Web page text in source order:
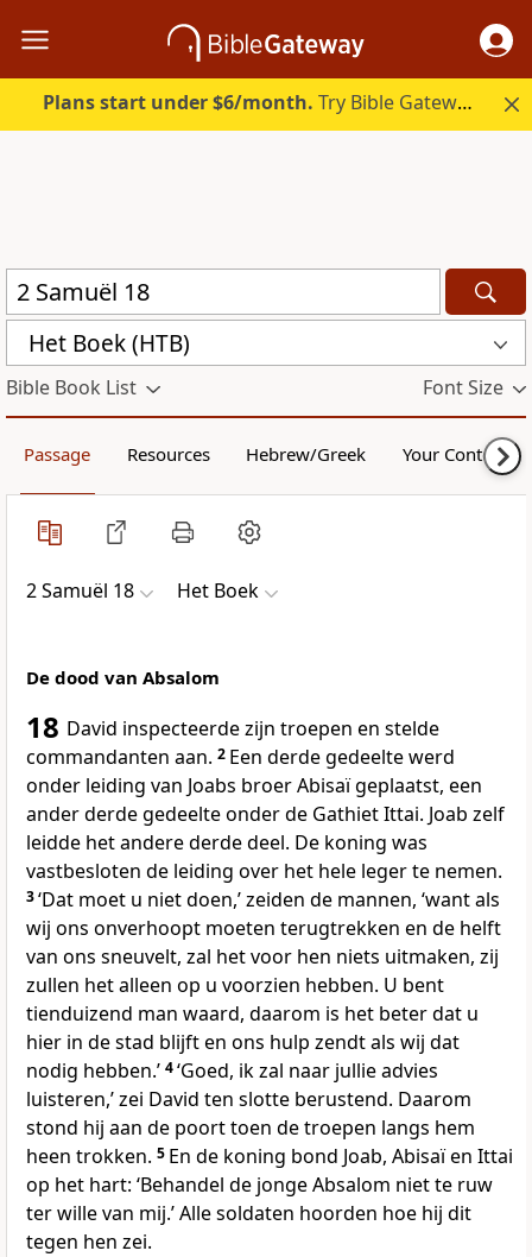
Plans start under $6/month. Try Bible Gateway Plus.
Het Boek (HTB)
Bible Book List Font Size
Passage Resources Hebrew/Greek Your Content
2 Samuël 18 Het Boek
De dood van Absalom
18 David inspecteerde zijn troepen en stelde
commandanten aan. 2 Een derde gedeelte werd
onder leiding van Joabs broer Abisaï geplaatst, een
ander derde gedeelte onder de Gathiet Ittai. Joab zelf
leidde het andere derde deel. De koning was
vastbesloten de leiding over het hele leger te nemen.
3‘Dat moet u niet doen,’ zeiden de mannen, ‘want als
wij ons onverhoopt moeten terugtrekken en de helft
van ons sneuvelt, zal het voor hen niets uitmaken, zij
zullen het alleen op u voorzien hebben. U bent
tienduizend man waard, daarom is het beter dat u
hier in de stad blijft en ons hulp zendt als wij dat
nodig hebben.’ 4‘Goed, ik zal naar jullie advies
luisteren,’ zei David ten slotte berustend. Daarom
stond hij aan de poort toen de troepen langs hem
heen trokken. 5 En de koning bond Joab, Abisaï en Ittai
op het hart: ‘Behandel de jonge Absalom niet te ruw
ter wille van mij.’ Alle soldaten hoorden hoe hij dit
tegen hen zei.